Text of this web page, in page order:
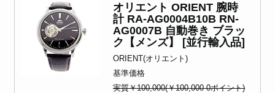
オリエント ORIENT 腕時
計 RA-AG0004B10B RN-
AG0007B 自動巻き ブラッ
ク【メンズ】 [並行輸入品]
ORIENT(オリエント)
基準価格
実質￥100,000(￥100,000-0ポイント)